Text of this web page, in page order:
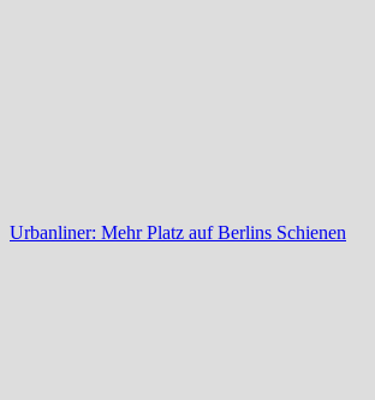
Urbanliner: Mehr Platz auf Berlins Schienen